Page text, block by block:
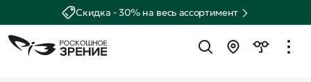
Скидка - 30% на весь ассортимент